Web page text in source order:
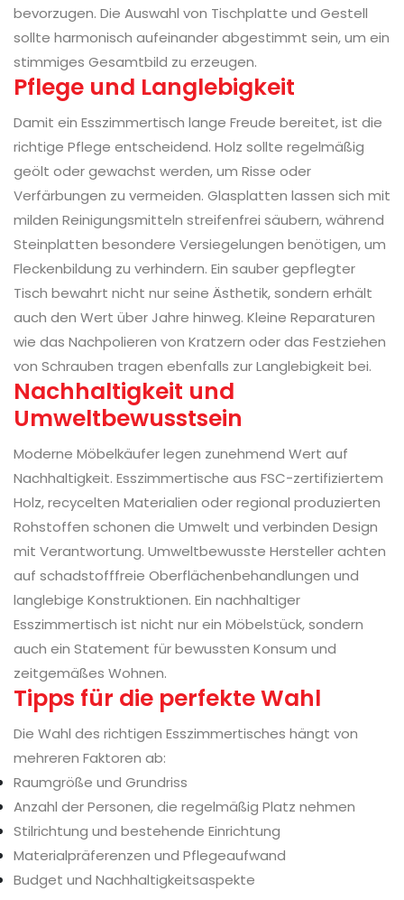
bevorzugen. Die Auswahl von Tischplatte und Gestell
sollte harmonisch aufeinander abgestimmt sein, um ein
stimmiges Gesamtbild zu erzeugen.
Pflege und Langlebigkeit
Damit ein Esszimmertisch lange Freude bereitet, ist die
richtige Pflege entscheidend. Holz sollte regelmäßig
geölt oder gewachst werden, um Risse oder
Verfärbungen zu vermeiden. Glasplatten lassen sich mit
milden Reinigungsmitteln streifenfrei säubern, während
Steinplatten besondere Versiegelungen benötigen, um
Fleckenbildung zu verhindern. Ein sauber gepflegter
Tisch bewahrt nicht nur seine Ästhetik, sondern erhält
auch den Wert über Jahre hinweg. Kleine Reparaturen
wie das Nachpolieren von Kratzern oder das Festziehen
von Schrauben tragen ebenfalls zur Langlebigkeit bei.
Nachhaltigkeit und
Umweltbewusstsein
Moderne Möbelkäufer legen zunehmend Wert auf
Nachhaltigkeit. Esszimmertische aus FSC-zertifiziertem
Holz, recycelten Materialien oder regional produzierten
Rohstoffen schonen die Umwelt und verbinden Design
mit Verantwortung. Umweltbewusste Hersteller achten
auf schadstofffreie Oberflächenbehandlungen und
langlebige Konstruktionen. Ein nachhaltiger
Esszimmertisch ist nicht nur ein Möbelstück, sondern
auch ein Statement für bewussten Konsum und
zeitgemäßes Wohnen.
Tipps für die perfekte Wahl
Die Wahl des richtigen Esszimmertisches hängt von
mehreren Faktoren ab:
Raumgröße und Grundriss
Anzahl der Personen, die regelmäßig Platz nehmen
Stilrichtung und bestehende Einrichtung
Materialpräferenzen und Pflegeaufwand
Budget und Nachhaltigkeitsaspekte